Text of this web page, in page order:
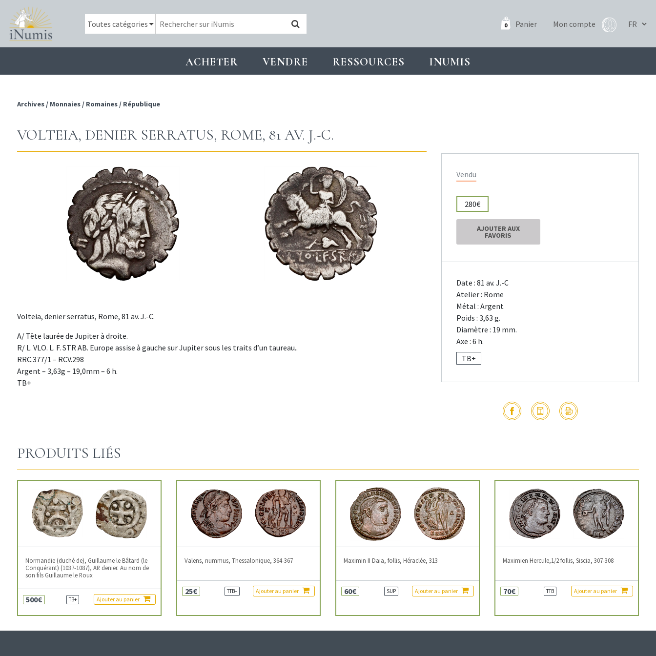
0 Panier Mon compte
ACHETER VENDRE RESSOURCES INUMIS
Archives / Monnaies / Romaines / République
VOLTEIA, DENIER SERRATUS, ROME, 81 AV. J.-C.
Volteia, denier serratus, Rome, 81 av. J.-C.
A/ Tête laurée de Jupiter à droite.
R/ L. VLO. L. F. STR AB. Europe assise à gauche sur Jupiter sous les traits d’un taureau..
RRC.377/1 – RCV.298
Argent – 3,63g – 19,0mm – 6 h.
TB+
Vendu
280€
AJOUTER AUX
FAVORIS
Date : 81 av. J.-C
Atelier : Rome
Métal : Argent
Poids : 3,63 g.
Diamètre : 19 mm.
Axe : 6 h.
TB+
PRODUITS LIÉS
Normandie (duché de), Guillaume le Bâtard (le
Conquérant) (1037-1087), AR denier. Au nom de
son fils Guillaume le Roux
500€ TB+ Ajouter au panier
Valens, nummus, Thessalonique, 364-367
25€ TTB+ Ajouter au panier
Maximin II Daia, follis, Héraclée, 313
60€ SUP Ajouter au panier
Maximien Hercule,1/2 follis, Siscia, 307-308
70€ TTB Ajouter au panier